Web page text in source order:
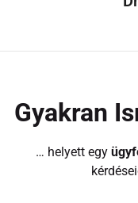
Gyakran
… helyett egy